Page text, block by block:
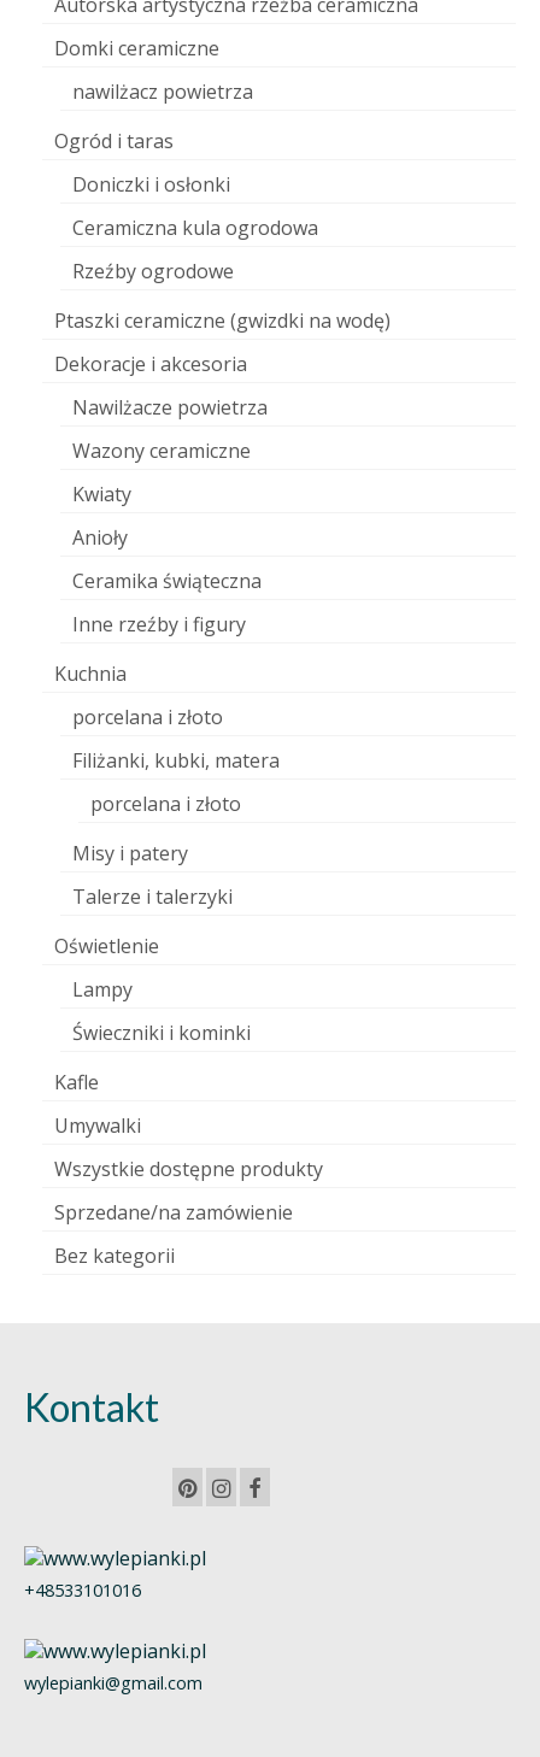
Domki ceramiczne
nawilżacz powietrza
Ogród i taras
Doniczki i osłonki
Ceramiczna kula ogrodowa
Rzeźby ogrodowe
Ptaszki ceramiczne (gwizdki na wodę)
Dekoracje i akcesoria
Nawilżacze powietrza
Wazony ceramiczne
Kwiaty
Anioły
Ceramika świąteczna
Inne rzeźby i figury
Kuchnia
porcelana i złoto
Filiżanki, kubki, matera
porcelana i złoto
Misy i patery
Talerze i talerzyki
Oświetlenie
Lampy
Świeczniki i kominki
Kafle
Umywalki
Wszystkie dostępne produkty
Sprzedane/na zamówienie
Bez kategorii
Kontakt
+48533101016
wylepianki@gmail.com